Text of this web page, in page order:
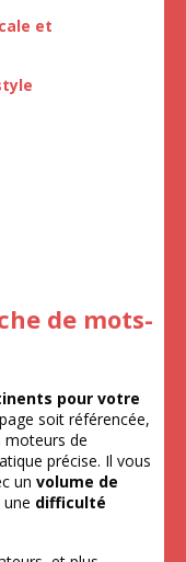
et
de mots-
pour votre
soit référencée,
moteurs de
précise. Il vous
un volume de
difficulté